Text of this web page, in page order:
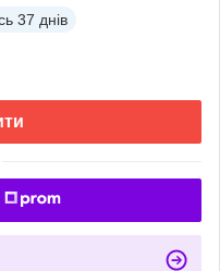
37 днів